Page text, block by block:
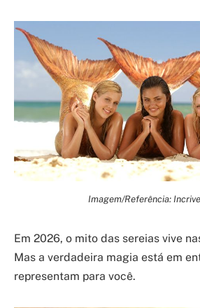
Imagem/Referência:
Em 2026, o mito das sereias vive
Mas a verdadeira magia está em
representam para você.